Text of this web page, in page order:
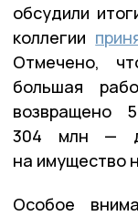
обсудили
коллегии
Отмечено,
большая
возвращено
304 млн —
на имущество
Особое